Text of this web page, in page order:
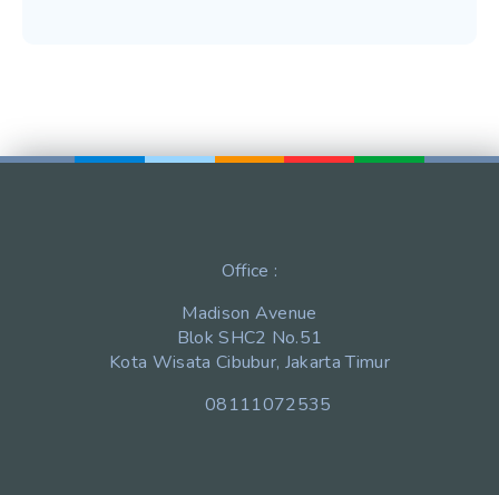
Office :
Madison Avenue
Blok SHC2 No.51
Kota Wisata Cibubur, Jakarta Timur
08111072535